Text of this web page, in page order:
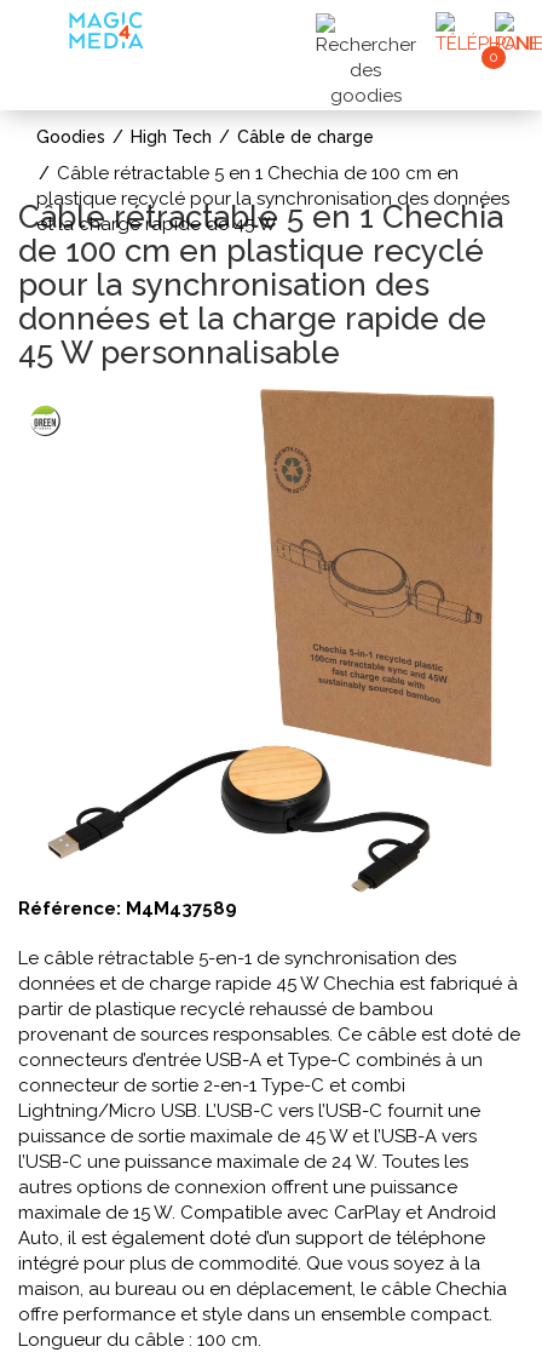
0
Goodies High Tech Câble de charge
Câble rétractable 5 en 1 Chechia de 100 cm en
plastique recyclé pour la synchronisation des données
et la charge rapide de 45 W
Câble rétractable 5 en 1 Chechia
de 100 cm en plastique recyclé
pour la synchronisation des
données et la charge rapide de
45 W personnalisable
Référence: M4M437589
Le câble rétractable 5-en-1 de synchronisation des
données et de charge rapide 45 W Chechia est fabriqué à
partir de plastique recyclé rehaussé de bambou
provenant de sources responsables. Ce câble est doté de
connecteurs d’entrée USB-A et Type-C combinés à un
connecteur de sortie 2-en-1 Type-C et combi
Lightning/Micro USB. L’USB-C vers l’USB-C fournit une
puissance de sortie maximale de 45 W et l’USB-A vers
l’USB-C une puissance maximale de 24 W. Toutes les
autres options de connexion offrent une puissance
maximale de 15 W. Compatible avec CarPlay et Android
Auto, il est également doté d’un support de téléphone
intégré pour plus de commodité. Que vous soyez à la
maison, au bureau ou en déplacement, le câble Chechia
offre performance et style dans un ensemble compact.
Longueur du câble : 100 cm.